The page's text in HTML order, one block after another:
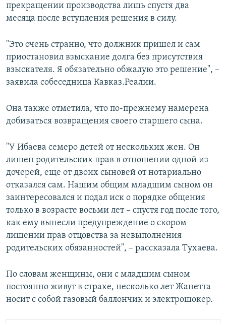
прекращении производства лишь спустя два
месяца после вступления решения в силу.
"Это очень странно, что должник пришел и сам
приостановил взыскание долга без присутствия
взыскателя. Я обязательно обжалую это решение", –
заявила собеседница Кавказ.Реалии.
Она также отметила, что по-прежнему намерена
добиваться возвращения своего старшего сына.
"У Ибаева семеро детей от нескольких жен. Он
лишен родительских прав в отношении одной из
дочерей, еще от двоих сыновей от нотариально
отказался сам. Нашим общим младшим сыном он
заинтересовался и подал иск о порядке общения
только в возрасте восьми лет – спустя год после того,
как ему вынесли предупреждение о скором
лишении прав отцовства за невыполнения
родительских обязанностей", – рассказала Тухаева.
По словам женщины, они с младшим сыном
постоянно живут в страхе, несколько лет Жанетта
носит с собой газовый баллончик и электрошокер.